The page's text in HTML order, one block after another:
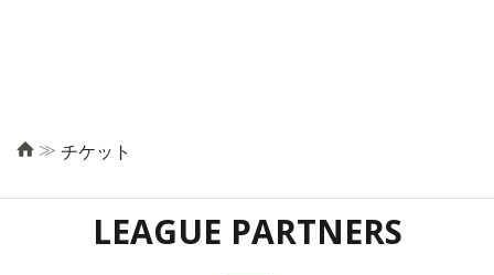
≫ チケット
LEAGUE PARTNERS